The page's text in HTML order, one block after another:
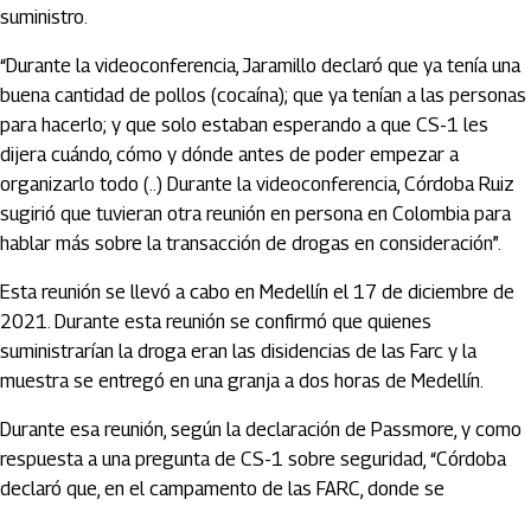
suministro.
“Durante la videoconferencia, Jaramillo declaró que ya tenía una
buena cantidad de pollos (cocaína); que ya tenían a las personas
para hacerlo; y que solo estaban esperando a que CS-1 les
dijera cuándo, cómo y dónde antes de poder empezar a
organizarlo todo (..) Durante la videoconferencia, Córdoba Ruiz
sugirió que tuvieran otra reunión en persona en Colombia para
hablar más sobre la transacción de drogas en consideración”.
Esta reunión se llevó a cabo en Medellín el 17 de diciembre de
2021. Durante esta reunión se confirmó que quienes
suministrarían la droga eran las disidencias de las Farc y la
muestra se entregó en una granja a dos horas de Medellín.
Durante esa reunión, según la declaración de Passmore, y como
respuesta a una pregunta de CS-1 sobre seguridad, “Córdoba
declaró que, en el campamento de las FARC, donde se